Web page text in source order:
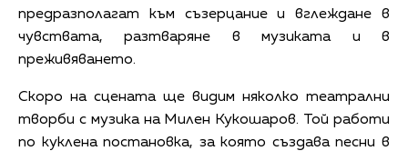
предразполагат към съзерцание и вглеждане в
чувствата, разтваряне в музиката и в
преживяването.
Скоро на сцената ще видим няколко театрални
творби с музика на Милен Кукошаров. Той работи
по куклена постановка, за която създава песни в